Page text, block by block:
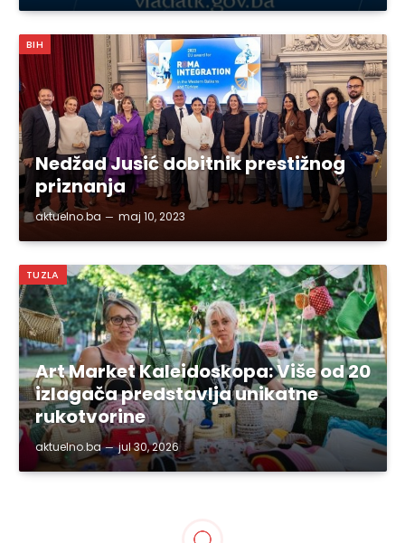
BIH
Nedžad Jusić dobitnik prestižnog
priznanja
aktuelno.ba maj 10, 2023
TUZLA
Art Market Kaleidoskopa: Više od 20
izlagača predstavlja unikatne
rukotvorine
aktuelno.ba jul 30, 2026